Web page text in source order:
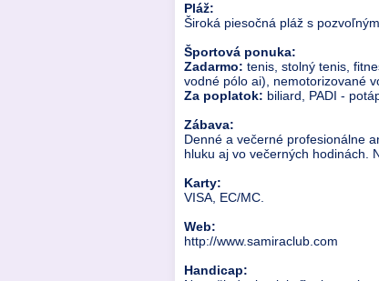
Pláž:
Široká piesočná pláž s
Športová ponuka:
Zadarmo: tenis, stolný tenis,
vodné pólo ai), nemotorizované
Za poplatok: biliard, PADI -
Zábava:
Denné a večerné profesionálne
hluku aj vo večerných hodinách.
Karty:
VISA, EC/MC.
Web:
http://www.samiraclub.com
Handicap: